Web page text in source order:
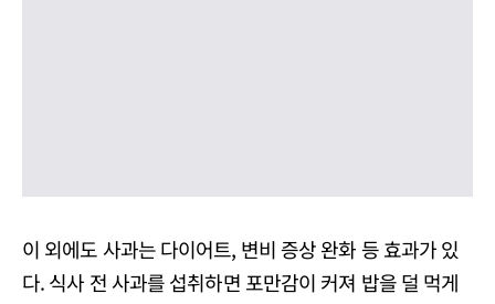
이 외에도 사과는 다이어트, 변비 증상 완화 등 효과가 있
다. 식사 전 사과를 섭취하면 포만감이 커져 밥을 덜 먹게